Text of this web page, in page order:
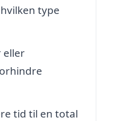
type
eller
tid til en total